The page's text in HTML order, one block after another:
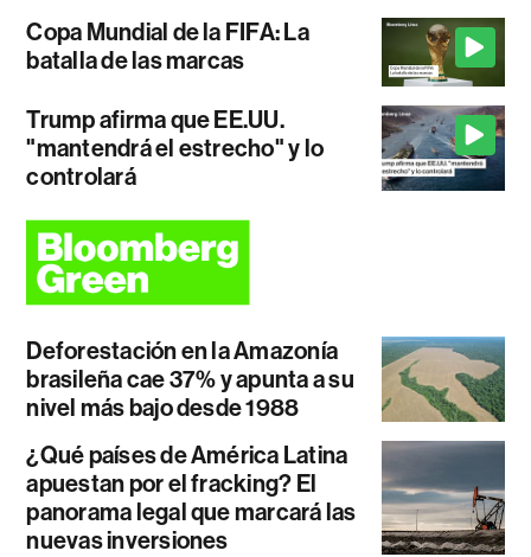
Copa Mundial de la FIFA: La
batalla de las marcas
Trump afirma que EE.UU.
"mantendrá el estrecho" y lo
controlará
Deforestación en la Amazonía
brasileña cae 37% y apunta a su
nivel más bajo desde 1988
¿Qué países de América Latina
apuestan por el fracking? El
panorama legal que marcará las
nuevas inversiones